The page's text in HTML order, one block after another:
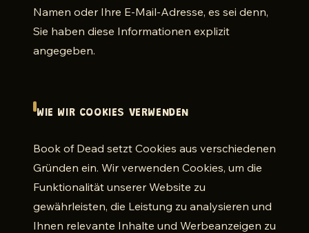
Namen oder Ihre E-Mail-Adresse, es sei denn,
Sie haben diese Informationen explizit
angegeben.
WIE WIR COOKIES VERWENDEN
Book of Dead setzt Cookies aus verschiedenen
Gründen ein. Wir verwenden Cookies, um die
Funktionalität unserer Website zu
gewährleisten, die Leistung zu analysieren und
Ihnen relevante Inhalte und Werbeanzeigen zu